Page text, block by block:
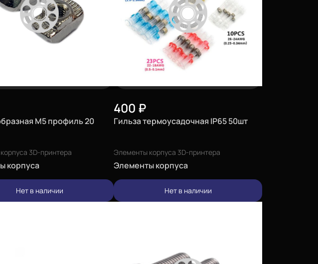
М5 профиль 20
3D-принтера
корпуса
Нет в наличии
400 ₽
Гильза термоусадочная IP65 50шт
Элементы корпуса 3D-принтера
Элементы корпуса
Нет в наличии